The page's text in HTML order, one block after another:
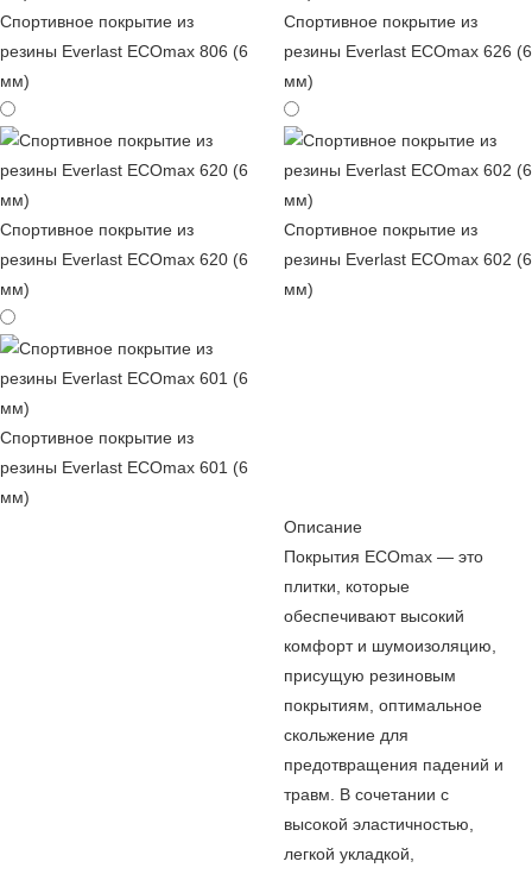
Спортивное покрытие из
резины Everlast ECOmax 806 (6
мм)
Спортивное покрытие из
резины Everlast ECOmax 626 (6
мм)
Спортивное покрытие из
резины Everlast ECOmax 620 (6
мм)
Спортивное покрытие из
резины Everlast ECOmax 602 (6
мм)
Спортивное покрытие из
резины Everlast ECOmax 601 (6
мм)
Описание
Покрытия ECOmax — это
плитки, которые
обеспечивают высокий
комфорт и шумоизоляцию,
присущую резиновым
покрытиям, оптимальное
скольжение для
предотвращения падений и
травм. В сочетании с
высокой эластичностью,
легкой укладкой,